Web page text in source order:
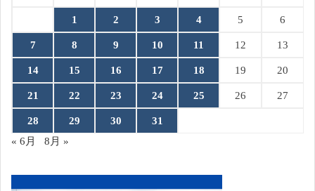
1 2 3 4 5 6
7 8 9 10 11 12 13
14 15 16 17 18 19 20
21 22 23 24 25 26 27
28 29 30
31
« 6月
8月 »